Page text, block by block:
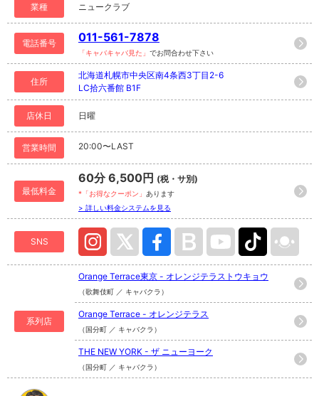
業種 ニュークラブ
電話番号 011-561-7878
「キャバキャバ見た」 でお問合わせ下さい
住所
北海道札幌市中央区南4条西3丁目2-6
LC拾六番館 B1F
店休日 日曜
営業時間 20:00〜LAST
最低料金
60分 6,500円 (税・サ別)
*「お得なクーポン」 あります
> 詳しい料金システムを見る
SNS
系列店
Orange Terrace東京 - オレンジテラストウキョウ
（歌舞伎町 ／ キャバクラ）
Orange Terrace - オレンジテラス
（国分町 ／ キャバクラ）
THE NEW YORK - ザ ニューヨーク
（国分町 ／ キャバクラ）